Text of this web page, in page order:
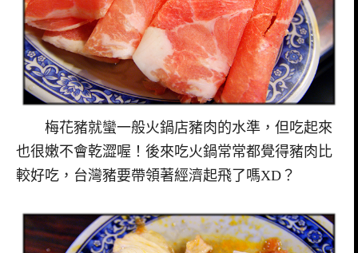
梅花豬就蠻一般火鍋店豬肉的水準，但吃起來
也很嫩不會乾澀喔！後來吃火鍋常常都覺得豬肉比
較好吃，台灣豬要帶領著經濟起飛了嗎XD？